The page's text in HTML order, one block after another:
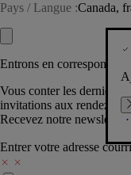
Pays / Langue :Canada,
Entrons en correspondance​
Vous conter les
invitations aux rendez-
Recevez notre newsletter.
Entrer votre adresse